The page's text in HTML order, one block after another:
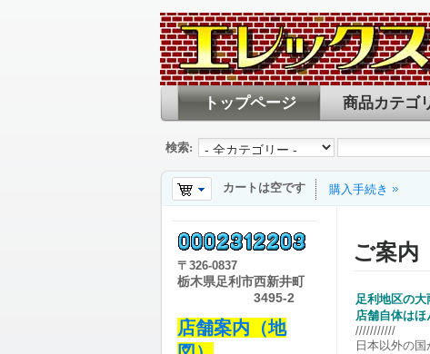
トップページ 商品カテゴ
検索:
カートは空です 購入手続き
ご案内
足利地区の
店舗自体は
///////////
日本以外の
〒 326-0837
栃木県足利市西新井町
3495-2
店舗案内（地